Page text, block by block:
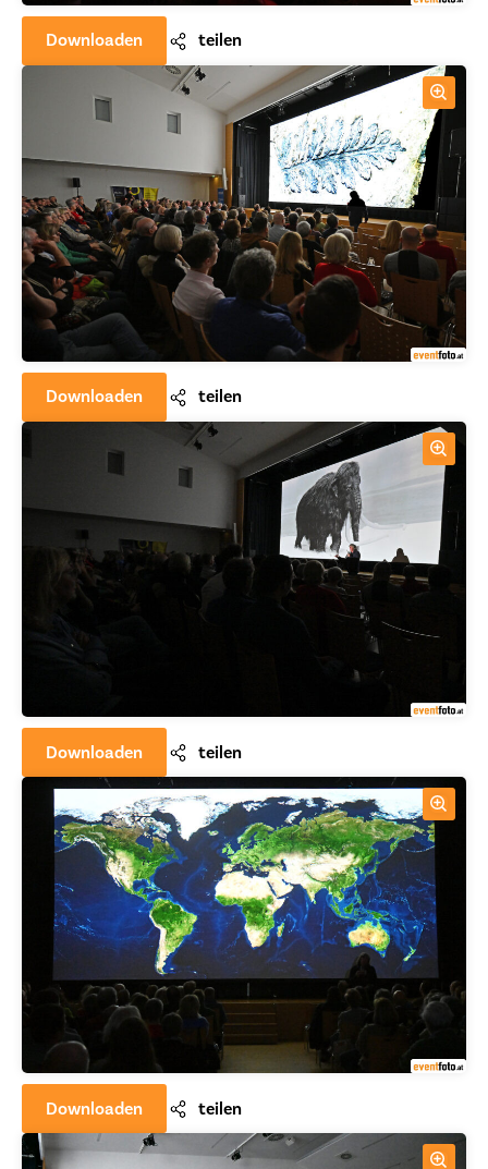
Downloaden teilen
Downloaden teilen
Downloaden teilen
Downloaden teilen